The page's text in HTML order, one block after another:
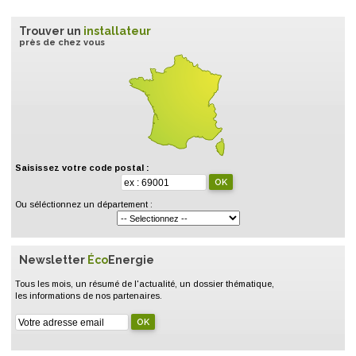
Trouver un installateur
près de chez vous
Saisissez votre code postal :
Ou séléctionnez un département :
Newsletter ÉcoEnergie
Tous les mois, un résumé de l'actualité, un dossier thématique,
les informations de nos partenaires.